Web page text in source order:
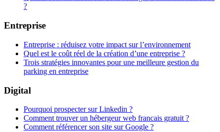
?
Entreprise
Entreprise : réduisez votre impact sur l’environnement
Quel est le coût réel de la création d’une entreprise ?
Trois stratégies innovantes pour une meilleure gestion du
parking en entreprise
Digital
Pourquoi prospecter sur Linkedin ?
Comment trouver un hébergeur web francais gratuit ?
Comment référencer son site sur Google ?